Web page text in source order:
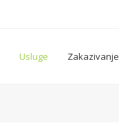
Usluge Zakazivanje